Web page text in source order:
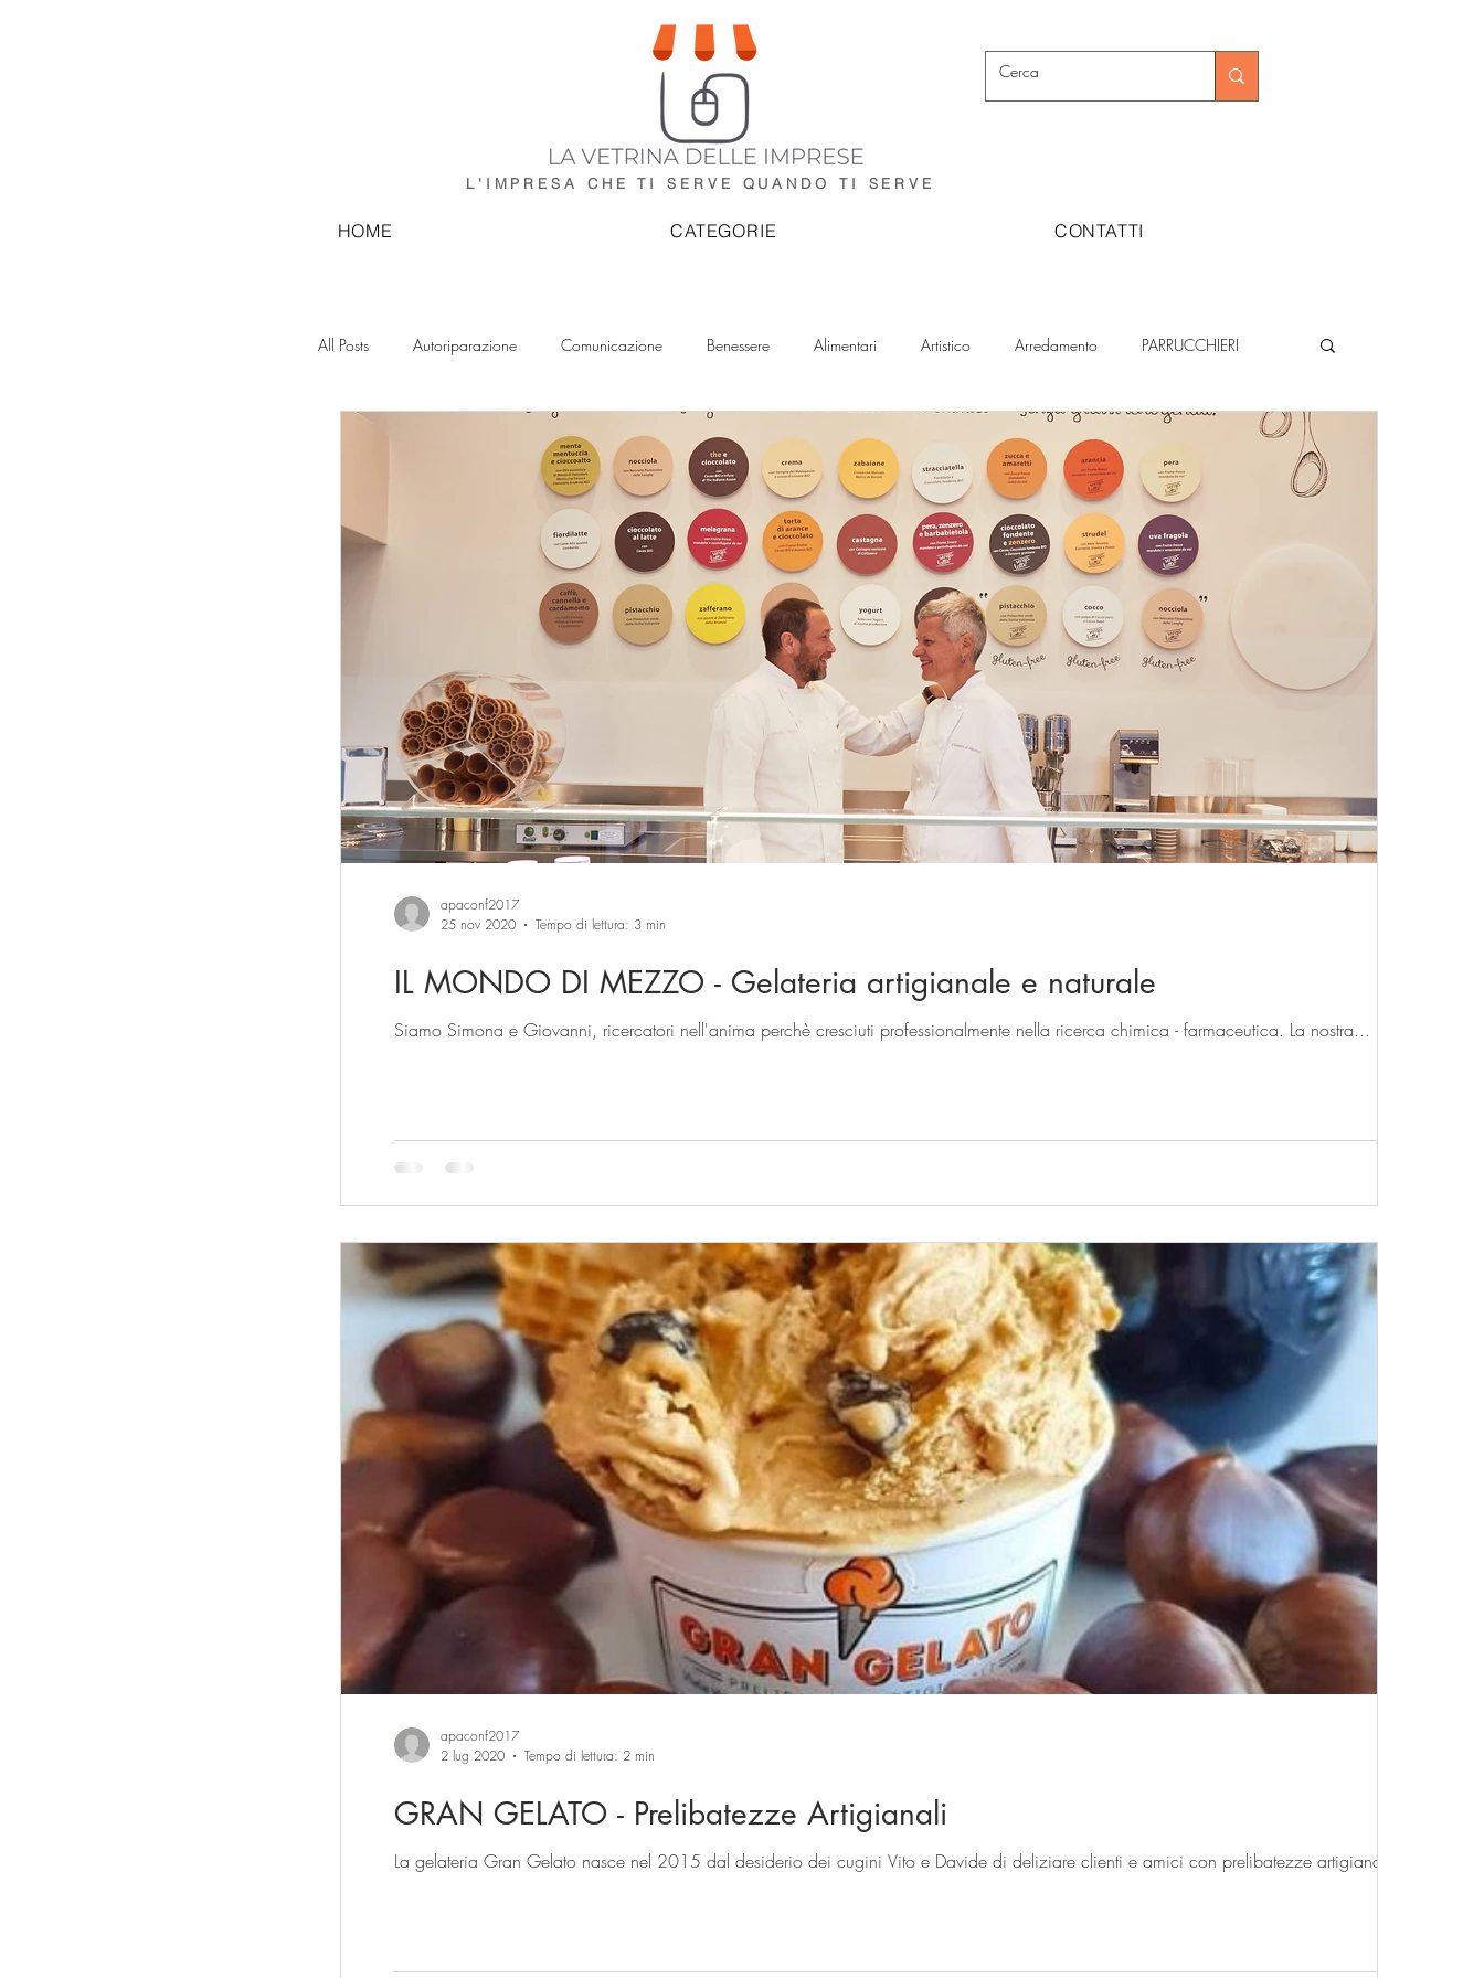
L'IMPRESA CHE TI SERVE QUANDO TI SERVE
HOME CATEGORIE CONTATTI
All Posts Autoriparazione Comunicazione Benessere Alimentari Artistico Arredamento PARRUCCHIERI
Impianti Idraulici Imprese di Pulizia Metalmeccanica
Biciclette Orafi e orologiai Estetiste oggettistica Strumenti musicali
Speciale Natale Materie Plastiche Sistemi industriali hi tech Sicurezza Lavoro
Lavanderie estetica
IL MONDO DI MEZZO - Gelateria artigianale e naturale
Siamo Simona e Giovanni, ricercatori nell'anima perchè cresciuti professionalmente nella ricerca chimica - farmaceutica. La nostra...
apaconf2017
25 nov 2020
Tempo di lettura: 3 min
GRAN GELATO - Prelibatezze Artigianali
La gelateria Gran Gelato nasce nel 2015 dal desiderio dei cugini Vito e Davide di deliziare clienti e amici con prelibatezze artigianali...
apaconf2017
2 lug 2020
Tempo di lettura: 2 min